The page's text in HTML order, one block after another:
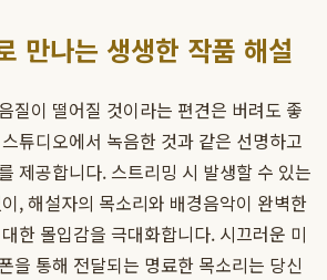
만나는 생생한 작품 해설
질이 떨어질 것이라는 편견은 버려도 좋
튜디오에서 녹음한 것과 같은 선명하고
제공합니다. 스트리밍 시 발생할 수 있는
, 해설자의 목소리와 배경음악이 완벽한
한 몰입감을 극대화합니다. 시끄러운 미
을 통해 전달되는 명료한 목소리는 당신